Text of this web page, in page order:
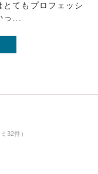
てもプロフェッシ
...
32件）